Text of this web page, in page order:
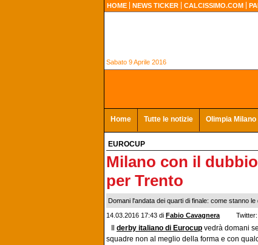
HOME NEWS TICKER CALCISSIMO.COM
Sabato 9 Aprile 2016
Home Tutte le notizie Olimpia Milano
EUROCUP
Milano con il
per Trento
Domani l'andata dei quarti di finale: come stanno
14.03.2016 17:43 di Fabio Cavagnera Twitter:
derby italiano di Eurocup vedrà domani
squadre non al meglio della forma e con